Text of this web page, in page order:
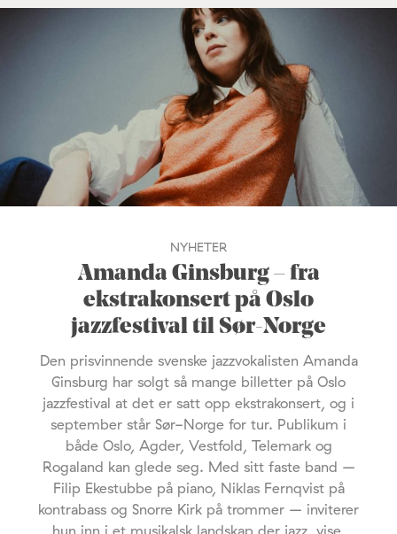
NYHETER
Amanda Ginsburg – fra
ekstrakonsert på Oslo
jazzfestival til Sør-Norge
Den prisvinnende svenske jazzvokalisten Amanda
Ginsburg har solgt så mange billetter på Oslo
jazzfestival at det er satt opp ekstrakonsert, og i
september står Sør-Norge for tur. Publikum i
både Oslo, Agder, Vestfold, Telemark og
Rogaland kan glede seg. Med sitt faste band –
Filip Ekestubbe på piano, Niklas Fernqvist på
kontrabass og Snorre Kirk på trommer – inviterer
hun inn i et musikalsk landskap der jazz, vise,